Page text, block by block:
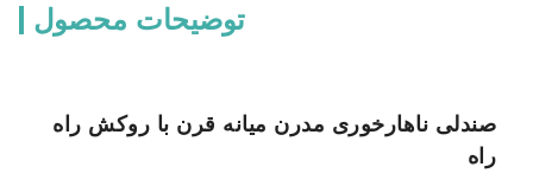
توضیحات محصول
صندلی ناهارخوری مدرن میانه قرن با روکش راه
راه